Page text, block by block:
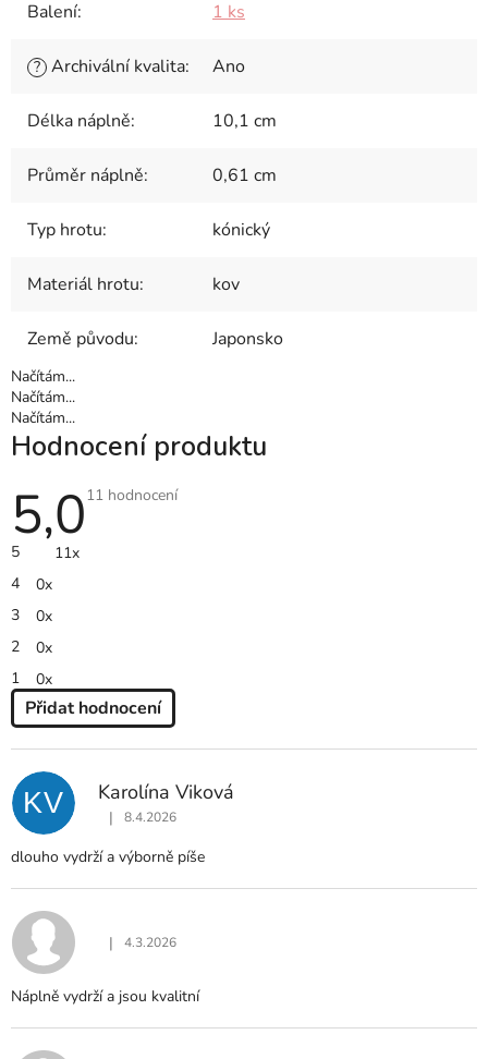
Balení: 1 ks
? Archivální kvalita: Ano
Délka náplně: 10,1 cm
Průměr náplně: 0,61 cm
Typ hrotu: kónický
Materiál hrotu: kov
Země původu: Japonsko
Načítám...
Načítám...
Načítám...
Hodnocení produktu
5,0Průměrné
11 hodnocení
5
11x
4
0x
3
0x
2
0x
1
0x
Přidat hodnocení
P
I
S
H
O
D
O
C
N
KV Karolína Viková
Hodnocení produktu je 5 z 5 hvězdiček.
| 8.4.2026
dlouho vydrží a výborně píše
Hodnocení produktu je 5 z 5 hvězdiček.
| 4.3.2026
Náplně vydrží a jsou kvalitní